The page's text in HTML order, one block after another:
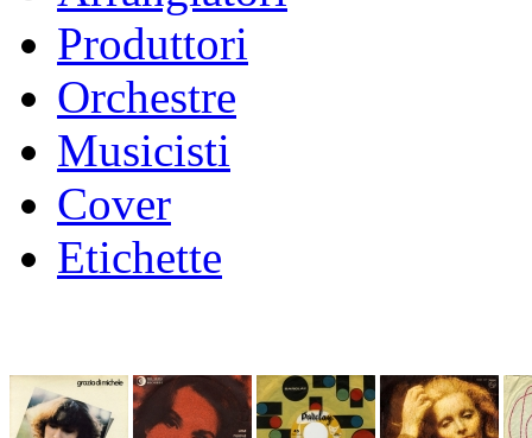
Produttori
Orchestre
Musicisti
Cover
Etichette